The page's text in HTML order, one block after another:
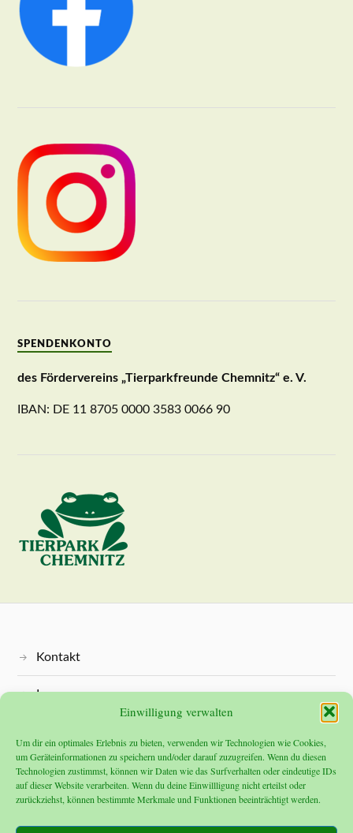
Einwilligung verwalten
Um dir ein optimales Erlebnis zu bieten, verwenden wir Technologien wie Cookies,
um Geräteinformationen zu speichern und/oder darauf zuzugreifen. Wenn du diesen
Technologien zustimmst, können wir Daten wie das Surfverhalten oder eindeutige IDs
auf dieser Website verarbeiten. Wenn du deine Einwillligung nicht erteilst oder
zurückziehst, können bestimmte Merkmale und Funktionen beeinträchtigt werden.
SPENDENKONTO
des Fördervereins „Tierparkfreunde Chemnitz“ e. V.
IBAN: DE 11 8705 0000 3583 0066 90
Kontakt
Impressum